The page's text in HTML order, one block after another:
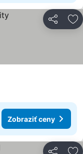
Zdieľať
Zobraziť ceny